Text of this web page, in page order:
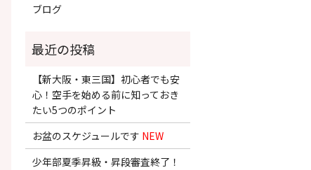
ブログ
【新大阪・東三国】初心者でも安
心！空手を始める前に知っておき
たい5つのポイント
お盆のスケジュールです NEW
少年部夏季昇級・昇段審査終了！